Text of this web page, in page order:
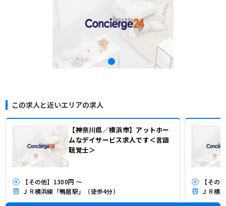
この求人と近いエリアの求人
【神奈川県／横浜市】アットホー
ムなデイサービス求人です＜言語
聴覚士＞
【その他】1300円 ～
ＪＲ横浜線「鴨居駅」（徒歩4分）
【その
ＪＲ横